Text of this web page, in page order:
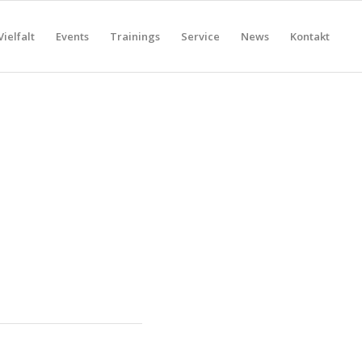
Events Trainings Service News Kontakt